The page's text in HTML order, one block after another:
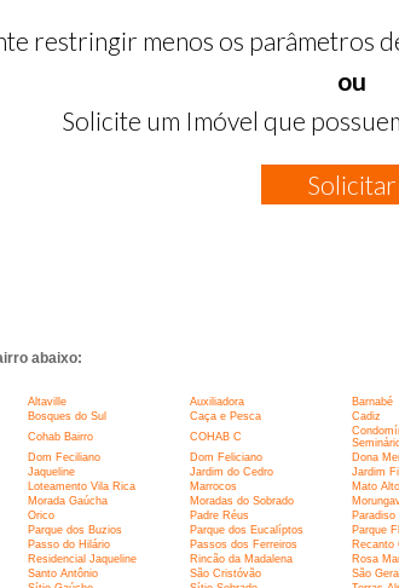
restringir menos os parâmetros
ou
Solicite um Imóvel que
Solicitar
abaixo:
Altaville Auxiliadora Barnabé
Bosques do Sul Caça e Pesca Cadiz
Cohab Bairro COHAB C
Dom Feciliano Dom Feliciano Dona
Jaqueline Jardim do Cedro Jardim
Loteamento Vila Rica Marrocos Mato Alto
Morada Gaúcha Moradas do Sobrado
Orico Padre Réus Paradiso
Parque dos Buzios Parque dos Eucalíptos Parque
Passo do Hilário Passos dos Ferreiros Recanto
Residencial Jaqueline Rincão da Madalena Rosa
Santo Antônio São Cristóvão São